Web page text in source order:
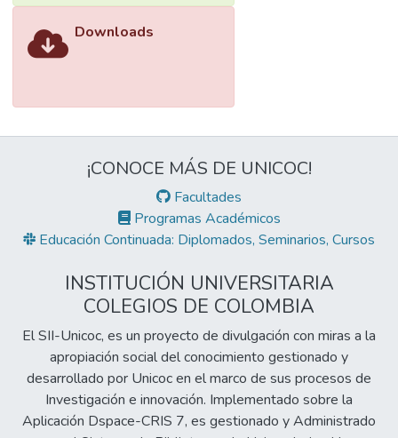
Downloads
¡CONOCE MÁS DE UNICOC!
Facultades
Programas Académicos
Educación Continuada: Diplomados, Seminarios, Cursos
INSTITUCIÓN UNIVERSITARIA
COLEGIOS DE COLOMBIA
El SII-Unicoc, es un proyecto de divulgación con miras a la
apropiación social del conocimiento gestionado y
desarrollado por Unicoc en el marco de sus procesos de
Investigación e innovación. Implementado sobre la
Aplicación Dspace-CRIS 7, es gestionado y Administrado